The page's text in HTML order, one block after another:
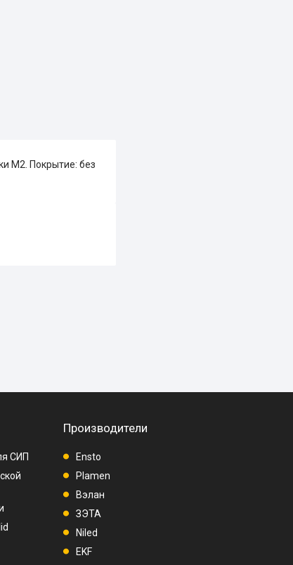
М2. Покрытие: без
СИП
Производители
Ensto
Plamen
Вэлан
ЗЭТА
Niled
EKF